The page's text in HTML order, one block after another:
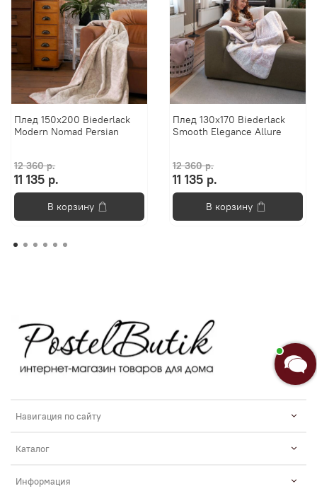
Плед 150х200 Biederlack
Modern Nomad Persian
12 360 р.
11 135 р.
В корзину
Плед 130х170 Biederlack
Smooth Elegance Allure
12 360 р.
11 135 р.
В корзину
Навигация по сайту
Каталог
Информация